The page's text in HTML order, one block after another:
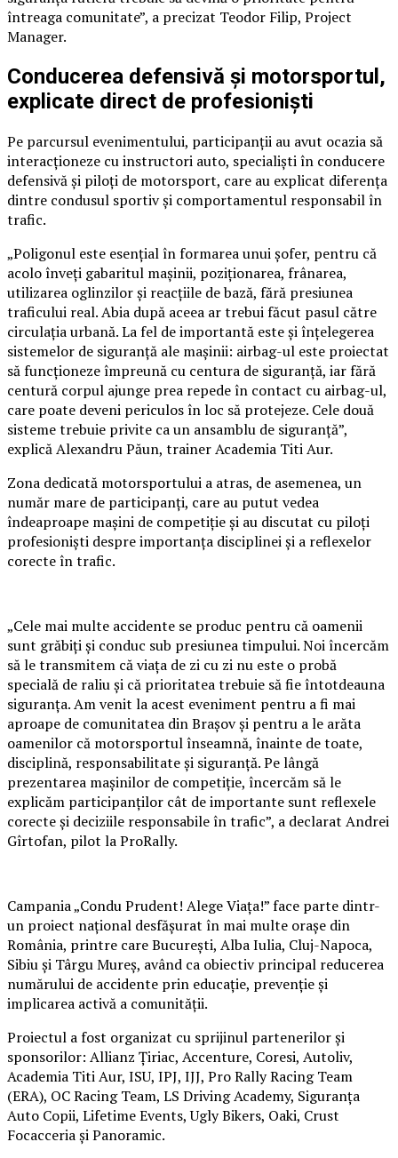
întreaga comunitate”, a precizat Teodor Filip, Project
Manager.
Conducerea defensivă și motorsportul,
explicate direct de profesioniști
Pe parcursul evenimentului, participanții au avut ocazia să
interacționeze cu instructori auto, specialiști în conducere
defensivă și piloți de motorsport, care au explicat diferența
dintre condusul sportiv și comportamentul responsabil în
trafic.
„Poligonul este esențial în formarea unui șofer, pentru că
acolo înveți gabaritul mașinii, poziționarea, frânarea,
utilizarea oglinzilor și reacțiile de bază, fără presiunea
traficului real. Abia după aceea ar trebui făcut pasul către
circulația urbană. La fel de importantă este și înțelegerea
sistemelor de siguranță ale mașinii: airbag-ul este proiectat
să funcționeze împreună cu centura de siguranță, iar fără
centură corpul ajunge prea repede în contact cu airbag-ul,
care poate deveni periculos în loc să protejeze. Cele două
sisteme trebuie privite ca un ansamblu de siguranță”,
explică Alexandru Păun, trainer Academia Titi Aur.
Zona dedicată motorsportului a atras, de asemenea, un
număr mare de participanți, care au putut vedea
îndeaproape mașini de competiție și au discutat cu piloți
profesioniști despre importanța disciplinei și a reflexelor
corecte în trafic.
„Cele mai multe accidente se produc pentru că oamenii
sunt grăbiți și conduc sub presiunea timpului. Noi încercăm
să le transmitem că viața de zi cu zi nu este o probă
specială de raliu și că prioritatea trebuie să fie întotdeauna
siguranța. Am venit la acest eveniment pentru a fi mai
aproape de comunitatea din Brașov și pentru a le arăta
oamenilor că motorsportul înseamnă, înainte de toate,
disciplină, responsabilitate și siguranță. Pe lângă
prezentarea mașinilor de competiție, încercăm să le
explicăm participanților cât de importante sunt reflexele
corecte și deciziile responsabile în trafic”, a declarat Andrei
Gîrtofan, pilot la ProRally.
Campania „Condu Prudent! Alege Viața!” face parte dintr-
un proiect național desfășurat în mai multe orașe din
România, printre care București, Alba Iulia, Cluj-Napoca,
Sibiu și Târgu Mureș, având ca obiectiv principal reducerea
numărului de accidente prin educație, prevenție și
implicarea activă a comunității.
Proiectul a fost organizat cu sprijinul partenerilor și
sponsorilor: Allianz Țiriac, Accenture, Coresi, Autoliv,
Academia Titi Aur, ISU, IPJ, IJJ, Pro Rally Racing Team
(ERA), OC Racing Team, LS Driving Academy, Siguranța
Auto Copii, Lifetime Events, Ugly Bikers, Oaki, Crust
Focacceria și Panoramic.